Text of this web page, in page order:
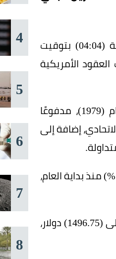
واستقر الذهب في المعاملات الفورية عند (4345.75) دولار للأوقية بحلول الساعة (04:04) بتوقيت
وانخفضت العقود الأمريكية
وارتفع الذهب بنحو (66%) خلال عام (2025)، محققًا أكبر مكاسب سنوية منذ عام (1979)، مدفوعًا
إضافة إلى
وانخفضت الفضة بنسبة (4.5%) إلى (73.06) دولار للأوقية، رغم ارتفاعها بأكثر من (150%) منذ بداية العام،
وتراجع البلاتين بنسبة (12%) إلى (1932.55) دولار، وانخفض البلاديوم بنسبة (7.1%) إلى (1496.75) دولار،
4
5
6
7
8